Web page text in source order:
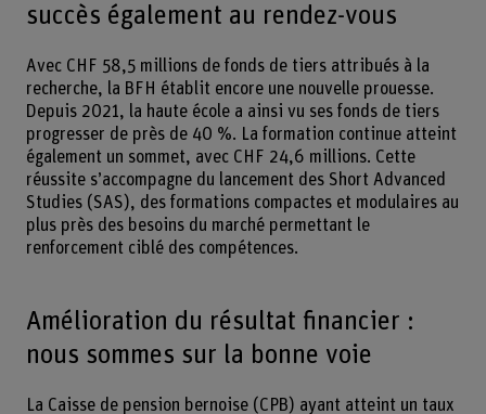
succès également au rendez-vous
Avec CHF 58,5 millions de fonds de tiers attribués à la
recherche, la BFH établit encore une nouvelle prouesse.
Depuis 2021, la haute école a ainsi vu ses fonds de tiers
progresser de près de 40 %. La formation continue atteint
également un sommet, avec CHF 24,6 millions. Cette
réussite s’accompagne du lancement des Short Advanced
Studies (SAS), des formations compactes et modulaires au
plus près des besoins du marché permettant le
renforcement ciblé des compétences.
Amélioration du résultat financier :
nous sommes sur la bonne voie
La Caisse de pension bernoise (CPB) ayant atteint un taux